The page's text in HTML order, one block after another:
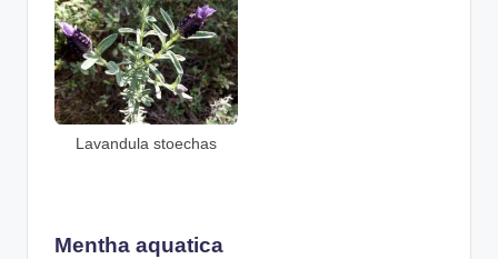
Lavandula stoechas
Mentha aquatica